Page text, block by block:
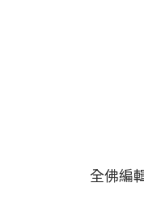
全佛編